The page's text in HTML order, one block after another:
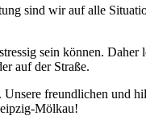
sind wir auf alle
sein können.
auf der Straße.
freundlichen und
Mölkau!